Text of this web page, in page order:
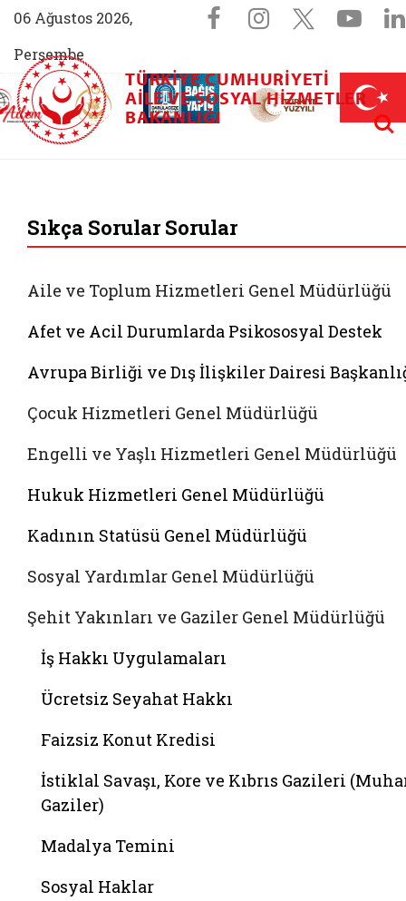
06 Ağustos 2026,
Perşembe
Sosyal
Facebook
Instagram
X
Aile (yeni sekmede açılır)
AİLEM İletişim Merkezi (yeni sekmede açılır)
Aile ve Nüfus On Yılı (yeni sekmede açılır)
Darülaceze bağış sayfası (yeni
TÜRKIYE CUMHURIYETI
AILE VE SOSYAL HIZMETLER
BAKANLIĞI
Sıkça Sorular Sorular
Aile ve Toplum Hizmetleri Genel Müdürlüğü
Afet ve Acil Durumlarda Psikososyal Destek
Avrupa Birliği ve Dış İlişkiler Dairesi
Çocuk Hizmetleri Genel Müdürlüğü
Engelli ve Yaşlı Hizmetleri Genel Müdürlüğü
Hukuk Hizmetleri Genel Müdürlüğü
Kadının Statüsü Genel Müdürlüğü
Sosyal Yardımlar Genel Müdürlüğü
Şehit Yakınları ve Gaziler Genel Müdürlüğü
İş Hakkı Uygulamaları
Ücretsiz Seyahat Hakkı
Faizsiz Konut Kredisi
İstiklal Savaşı, Kore ve Kıbrıs Gazileri
Gaziler)
Madalya Temini
Sosyal Haklar